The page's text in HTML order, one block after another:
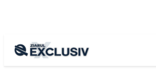
Cultură, Stiri la zi